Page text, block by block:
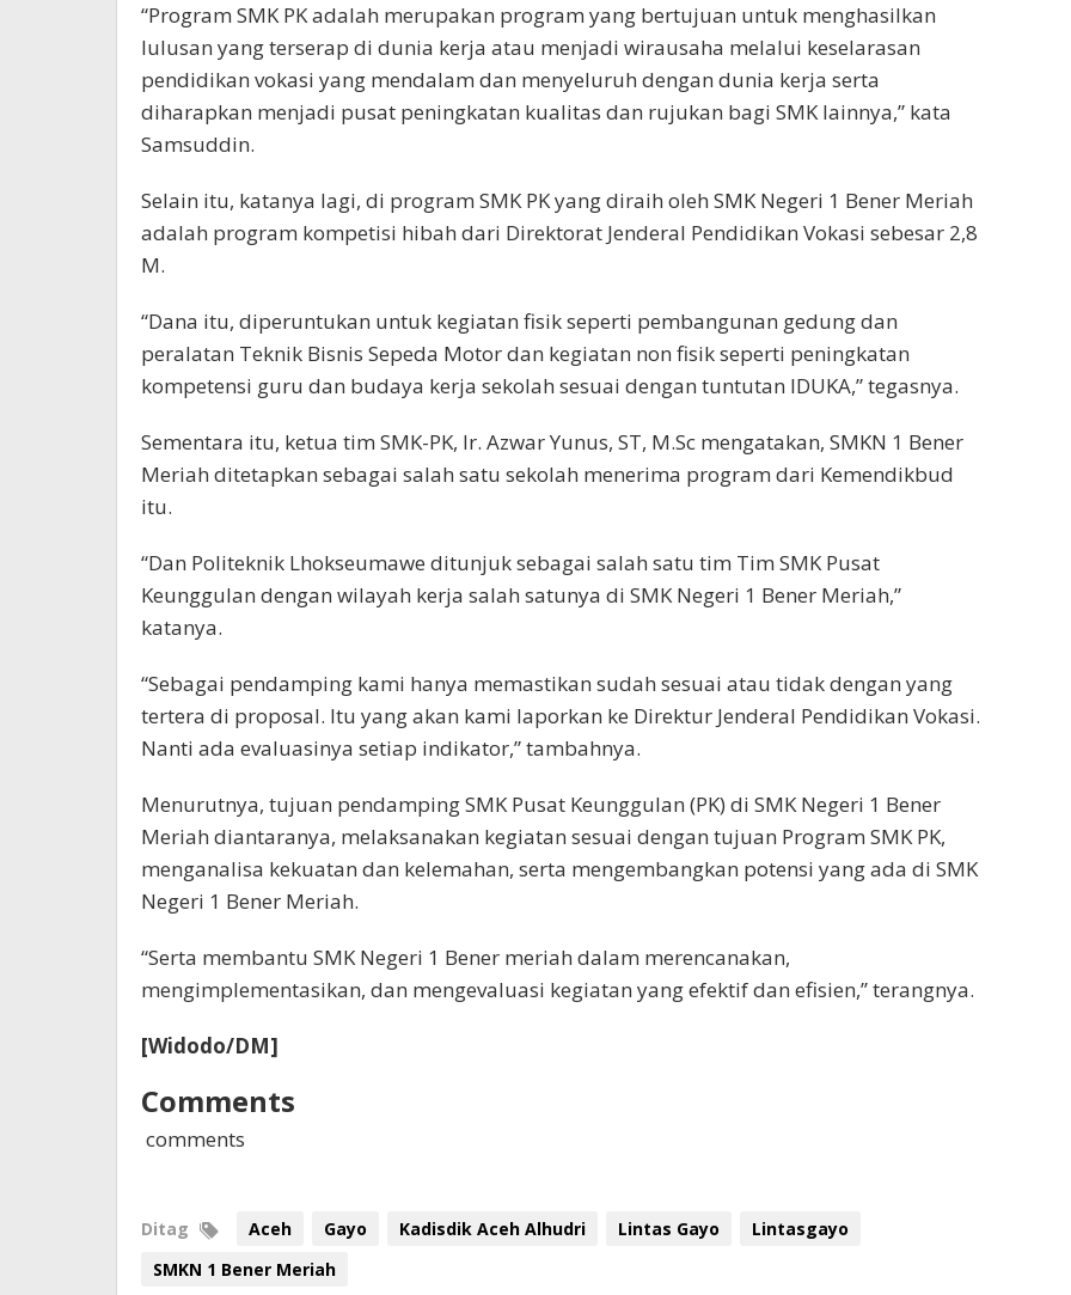
“Program SMK PK adalah merupakan program yang bertujuan untuk menghasilkan
lulusan yang terserap di dunia kerja atau menjadi wirausaha melalui keselarasan
pendidikan vokasi yang mendalam dan menyeluruh dengan dunia kerja serta
diharapkan menjadi pusat peningkatan kualitas dan rujukan bagi SMK lainnya,” kata
Samsuddin.
Selain itu, katanya lagi, di program SMK PK yang diraih oleh SMK Negeri 1 Bener Meriah
adalah program kompetisi hibah dari Direktorat Jenderal Pendidikan Vokasi sebesar 2,8
M.
“Dana itu, diperuntukan untuk kegiatan fisik seperti pembangunan gedung dan
peralatan Teknik Bisnis Sepeda Motor dan kegiatan non fisik seperti peningkatan
kompetensi guru dan budaya kerja sekolah sesuai dengan tuntutan IDUKA,” tegasnya.
Sementara itu, ketua tim SMK-PK, Ir. Azwar Yunus, ST, M.Sc mengatakan, SMKN 1 Bener
Meriah ditetapkan sebagai salah satu sekolah menerima program dari Kemendikbud
itu.
“Dan Politeknik Lhokseumawe ditunjuk sebagai salah satu tim Tim SMK Pusat
Keunggulan dengan wilayah kerja salah satunya di SMK Negeri 1 Bener Meriah,”
katanya.
“Sebagai pendamping kami hanya memastikan sudah sesuai atau tidak dengan yang
tertera di proposal. Itu yang akan kami laporkan ke Direktur Jenderal Pendidikan Vokasi.
Nanti ada evaluasinya setiap indikator,” tambahnya.
Menurutnya, tujuan pendamping SMK Pusat Keunggulan (PK) di SMK Negeri 1 Bener
Meriah diantaranya, melaksanakan kegiatan sesuai dengan tujuan Program SMK PK,
menganalisa kekuatan dan kelemahan, serta mengembangkan potensi yang ada di SMK
Negeri 1 Bener Meriah.
“Serta membantu SMK Negeri 1 Bener meriah dalam merencanakan,
mengimplementasikan, dan mengevaluasi kegiatan yang efektif dan efisien,’’ terangnya.
[Widodo/DM]
Comments
comments
Ditag Aceh Gayo Kadisdik Aceh Alhudri Lintas Gayo
Lintasgayo
SMKN 1 Bener Meriah